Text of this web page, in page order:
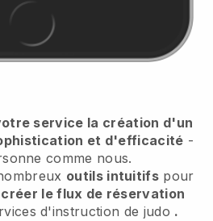
service la création d'un
et d'efficacité -
comme nous.
outils intuitifs pour
créer le flux de réservation
d'instruction de judo .